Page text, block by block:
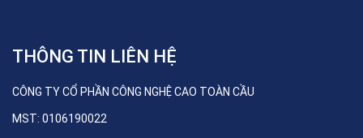
THÔNG TIN LIÊN HỆ
CÔNG TY CỔ PHẦN CÔNG NGHỆ CAO TOÀN CẦU
MST: 0106190022